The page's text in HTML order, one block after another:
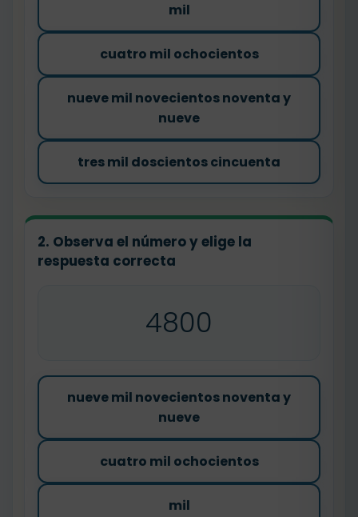
mil
cuatro mil ochocientos
nueve mil novecientos noventa y
nueve
tres mil doscientos cincuenta
2. Observa el número y elige la
respuesta correcta
4800
nueve mil novecientos noventa y
nueve
cuatro mil ochocientos
mil